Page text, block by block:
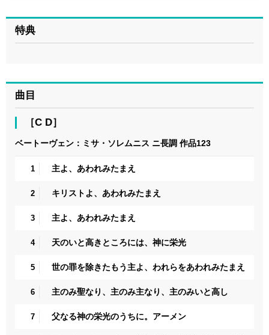
特典
曲目
［C D］
ベートーヴェン：ミサ・ソレムニス ニ長調 作品123
1 主よ、あわれみたまえ
2 キリストよ、あわれみたまえ
3 主よ、あわれみたまえ
4 天のいと高きところには、神に栄光
5 世の罪を除きたもう主よ、われらをあわれみたまえ
6 主のみ聖なり、主のみ主なり、主のみいと高し
7 父なる神の栄光のうちに。アーメン